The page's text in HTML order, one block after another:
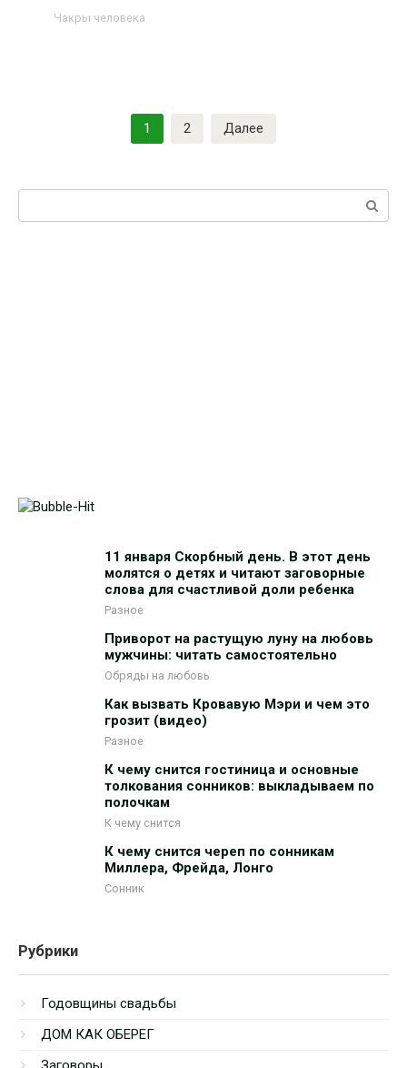
Чакры человека
1 2 Далее
11 января Скорбный день. В этот день
молятся о детях и читают заговорные
слова для счастливой доли ребенка
Разное
Приворот на растущую луну на любовь
мужчины: читать самостоятельно
Обряды на любовь
Как вызвать Кровавую Мэри и чем это
грозит (видео)
Разное
К чему снится гостиница и основные
толкования сонников: выкладываем по
полочкам
К чему снится
К чему снится череп по сонникам
Миллера, Фрейда, Лонго
Сонник
Рубрики
Годовщины свадьбы
ДОМ КАК ОБЕРЕГ